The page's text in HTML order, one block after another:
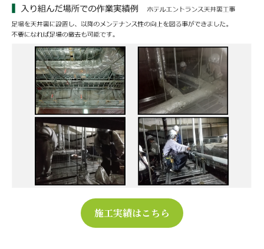
施工実績はこちら